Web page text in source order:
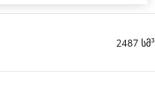
2487 სმ³